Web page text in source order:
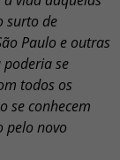
surto de
Paulo e outras
se
todos os
se conhecem
pelo novo